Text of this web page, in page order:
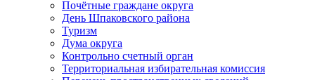
Почётные граждане округа
День Шпаковского района
Туризм
Дума округа
Контрольно счетный орган
Территориальная избирательная комиссия